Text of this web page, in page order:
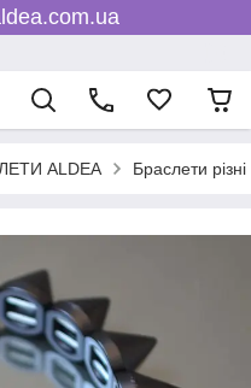
ALDEA Браслети різні